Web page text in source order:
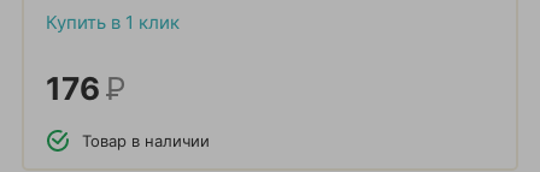
Купить в 1 клик
176Р
Товар в наличии